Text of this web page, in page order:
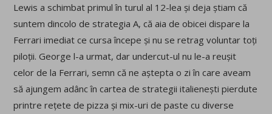
Lewis a schimbat primul în turul al 12-lea și deja știam că
suntem dincolo de strategia A, că aia de obicei dispare la
Ferrari imediat ce cursa începe și nu se retrag voluntar toți
piloții. George l-a urmat, dar undercut-ul nu le-a reușit
celor de la Ferrari, semn că ne aștepta o zi în care aveam
să ajungem adânc în cartea de strategii italienești pierdute
printre rețete de pizza și mix-uri de paste cu diverse